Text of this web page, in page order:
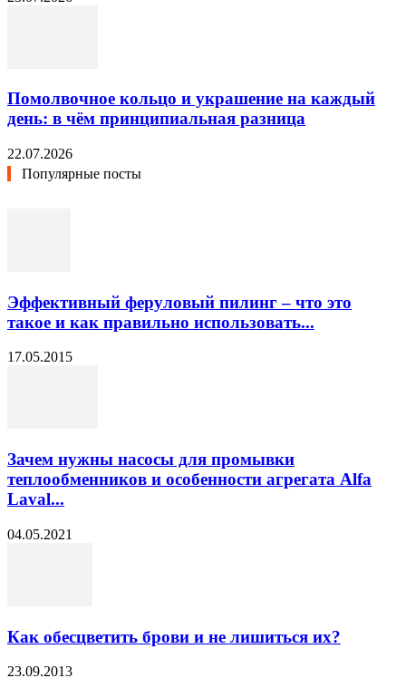
Помолвочное кольцо и украшение на каждый
день: в чём принципиальная разница
22.07.2026
Популярные посты
Эффективный феруловый пилинг – что это
такое и как правильно использовать...
17.05.2015
Зачем нужны насосы для промывки
теплообменников и особенности агрегата Alfa
Laval...
04.05.2021
Как обесцветить брови и не лишиться их?
23.09.2013